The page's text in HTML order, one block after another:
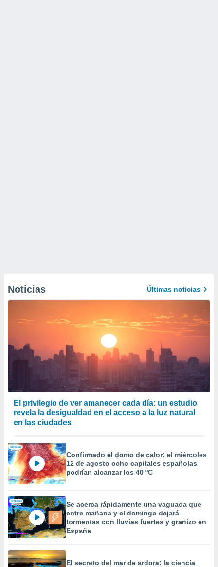
Noticias Últimas noticias
El privilegio de ver amanecer cada día: un estudio
revela la desigualdad en el acceso a la luz natural
en las ciudades
Confirmado el domo de calor: el miércoles
12 de agosto ocho capitales españolas
podrían alcanzar los 40 ºC
Se acerca rápidamente una vaguada que
entre mañana y el domingo dejará
tormentas con lluvias fuertes y granizo en
España
El secreto del mar de ardora: la ciencia